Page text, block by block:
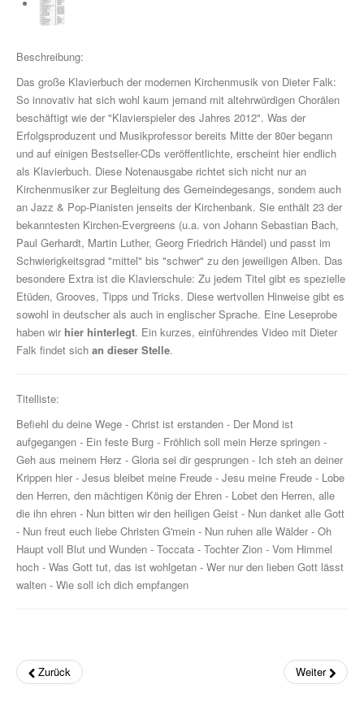
Klavier
John Wesley Schaum
Gitarre (A- & E-)
Fit For Guitar
Andreas Schumann Gitarrenmethode
Schlagzeug & Percussion
Drums Easy - Tom Hapke
Gesang
diverse Instrumente
Violine
Viola / Bratsche
Nur Für Anfänger
Theorie
Peermusic
Beschreibung:
Das große Klavierbuch der modernen Kirchenmusik von Dieter Falk:
So innovativ hat sich wohl kaum jemand mit altehrwürdigen Chorälen
beschäftigt wie der "Klavierspieler des Jahres 2012". Was der
Erfolgsproduzent und Musikprofessor bereits Mitte der 80er begann
und auf einigen Bestseller-CDs veröffentlichte, erscheint hier endlich
als Klavierbuch. Diese Notenausgabe richtet sich nicht nur an
Kirchenmusiker zur Begleitung des Gemeindegesangs, sondern auch
an Jazz & Pop-Pianisten jenseits der Kirchenbank. Sie enthält 23 der
bekanntesten Kirchen-Evergreens (u.a. von Johann Sebastian Bach,
Paul Gerhardt, Martin Luther, Georg Friedrich Händel) und passt im
Schwierigkeitsgrad "mittel" bis "schwer" zu den jeweiligen Alben. Das
besondere Extra ist die Klavierschule: Zu jedem Titel gibt es spezielle
Etüden, Grooves, Tipps und Tricks. Diese wertvollen Hinweise gibt es
sowohl in deutscher als auch in englischer Sprache. Eine Leseprobe
haben wir hier hinterlegt. Ein kurzes, einführendes Video mit Dieter
Falk findet sich an dieser Stelle.
Titelliste:
Befiehl du deine Wege - Christ ist erstanden - Der Mond ist
aufgegangen - Ein feste Burg - Fröhlich soll mein Herze springen -
Geh aus meinem Herz - Gloria sei dir gesprungen - Ich steh an deiner
Krippen hier - Jesus bleibet meine Freude - Jesu meine Freude - Lobe
den Herren, den mächtigen König der Ehren - Lobet den Herren, alle
die ihn ehren - Nun bitten wir den heiligen Geist - Nun danket alle Gott
- Nun freut euch liebe Christen G'mein - Nun ruhen alle Wälder - Oh
Haupt voll Blut und Wunden - Toccata - Tochter Zion - Vom Himmel
hoch - Was Gott tut, das ist wohlgetan - Wer nur den lieben Gott lässt
walten - Wie soll ich dich empfangen
Zurück Weiter